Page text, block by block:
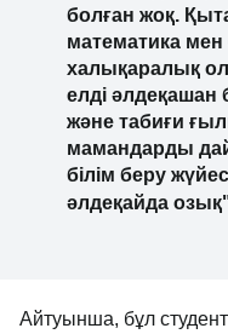
болған жоқ.
математика
халықаралық
елді
және табиғи
мамандарды
білім беру
әлдеқайда
Айтуынша, бұл